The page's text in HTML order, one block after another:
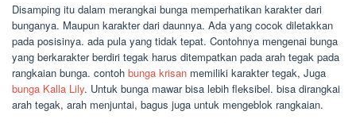
Disamping itu dalam merangkai bunga memperhatikan karakter dari
bunganya. Maupun karakter dari daunnya. Ada yang cocok diletakkan
pada posisinya. ada pula yang tidak tepat. Contohnya mengenai bunga
yang berkarakter berdiri tegak harus ditempatkan pada arah tegak pada
rangkaian bunga. contoh bunga krisan memiliki karakter tegak, Juga
bunga Kalla Lily. Untuk bunga mawar bisa lebih fleksibel. bisa dirangkai
arah tegak, arah menjuntai, bagus juga untuk mengeblok rangkaian.